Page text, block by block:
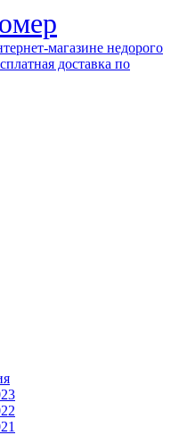
магазине недорого
доставка по